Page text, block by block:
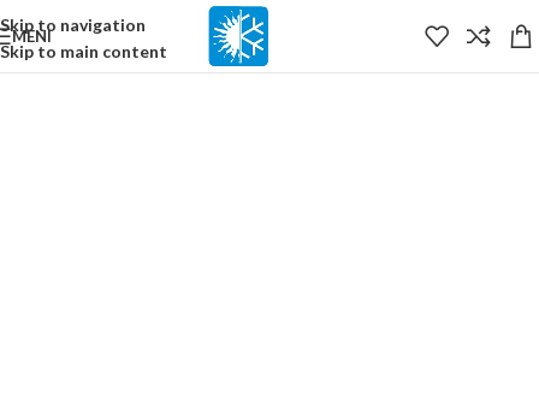
Skip to navigation
Skip to main content
MENI